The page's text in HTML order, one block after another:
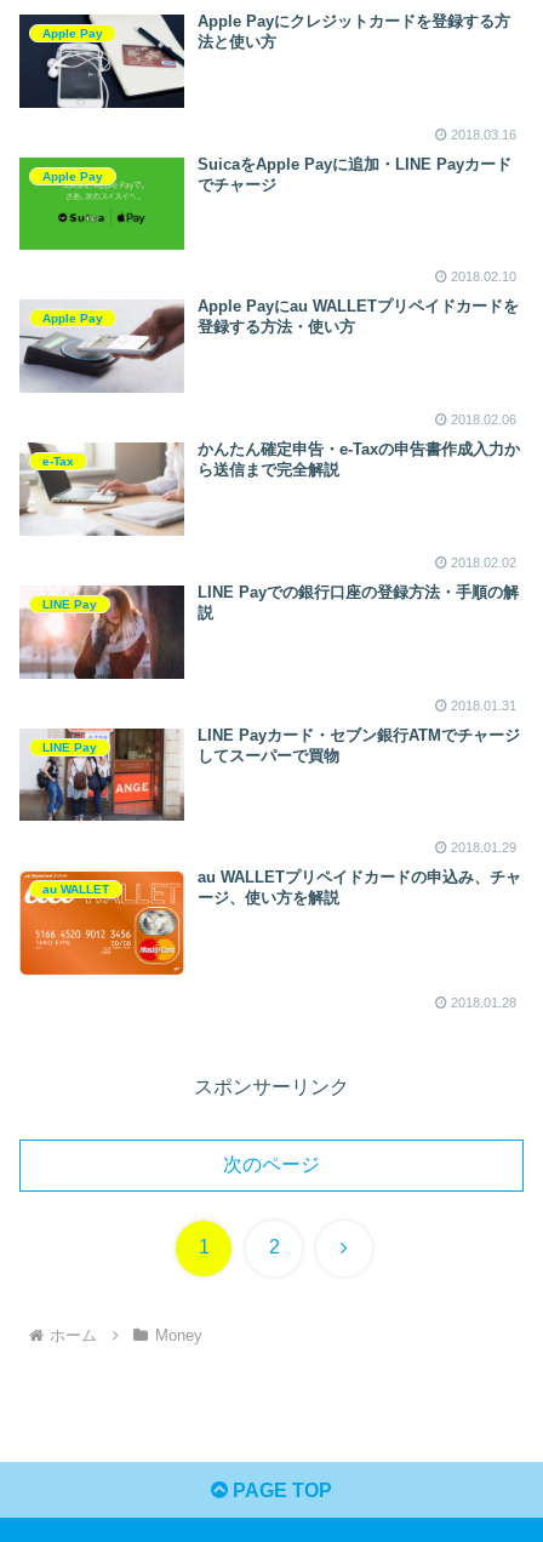
Apple Pay
Apple Payにクレジットカードを登録する方
法と使い方
2018.03.16
Apple Pay
SuicaをApple Payに追加・LINE Payカード
でチャージ
2018.02.10
Apple Pay
Apple Payにau WALLETプリペイドカードを
登録する方法・使い方
2018.02.06
e-Tax
かんたん確定申告・e-Taxの申告書作成入力か
ら送信まで完全解説
2018.02.02
LINE Pay
LINE Payでの銀行口座の登録方法・手順の解
説
2018.01.31
LINE Pay
LINE Payカード・セブン銀行ATMでチャージ
してスーパーで買物
2018.01.29
au WALLET
au WALLETプリペイドカードの申込み、チャ
ージ、使い方を解説
2018.01.28
スポンサーリンク
次のページ
1 2 次
ホーム Money
PAGE TOP